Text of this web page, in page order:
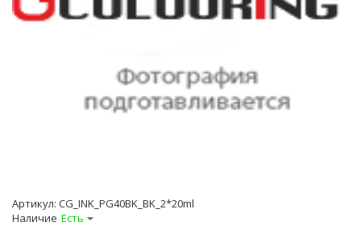
Артикул: CG_INK_PG40BK_BK_2*20ml
Наличие Есть